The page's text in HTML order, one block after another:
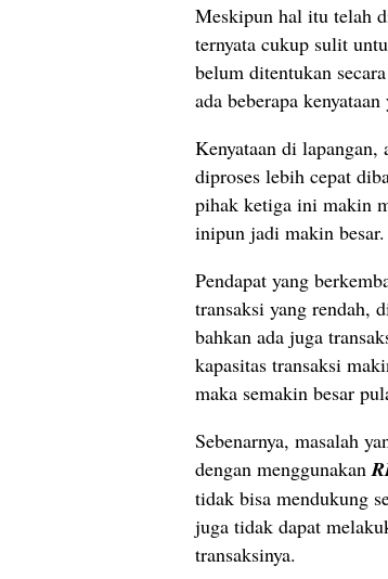
Meskipun hal itu telah
ternyata cukup sulit
belum ditentukan
ada beberapa kenyataan
Kenyataan di lapangan,
diproses lebih cepat
pihak ketiga ini makin
inipun jadi makin besar.
Pendapat yang
transaksi yang rendah,
bahkan ada juga
kapasitas transaksi
maka semakin besar
Sebenarnya, masalah
dengan menggunakan
tidak bisa mendukung
juga tidak dapat
transaksinya.